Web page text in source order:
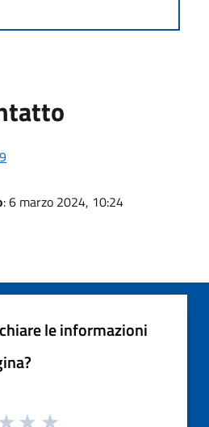
: 6 marzo 2024, 10:24
le informazioni